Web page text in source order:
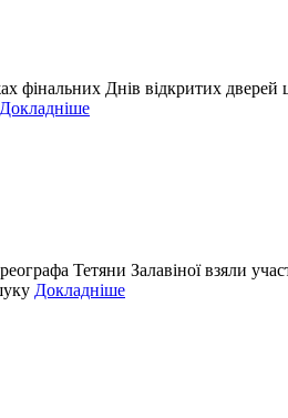
Днів відкритих дверей
Докладніше
Тетяни Залавіної взяли
Докладніше